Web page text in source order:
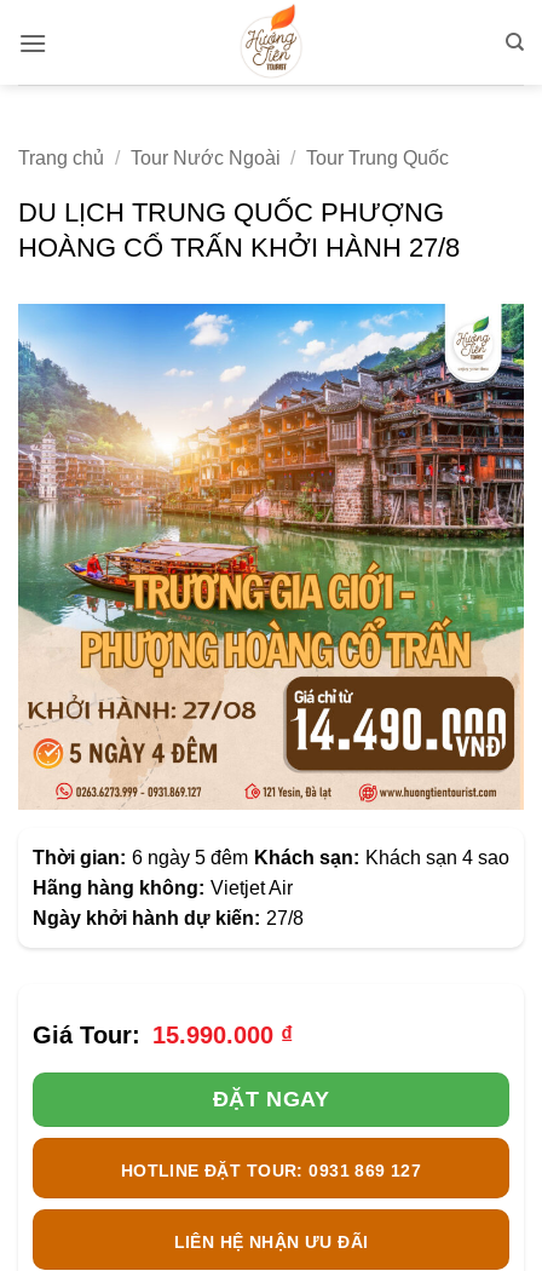
qua
Trang chủ / Tour Nước Ngoài / Tour Trung Quốc
DU LỊCH TRUNG QUỐC PHƯỢNG
HOÀNG CỔ TRẤN KHỞI HÀNH 27/8
Thời gian: 6 ngày 5 đêm Khách sạn: Khách sạn 4 sao
Hãng hàng không: Vietjet Air
Ngày khởi hành dự kiến: 27/8
15.990.000 ₫
ĐẶT NGAY
HOTLINE ĐẶT TOUR: 0931 869 127
LIÊN HỆ NHẬN ƯU ĐÃI